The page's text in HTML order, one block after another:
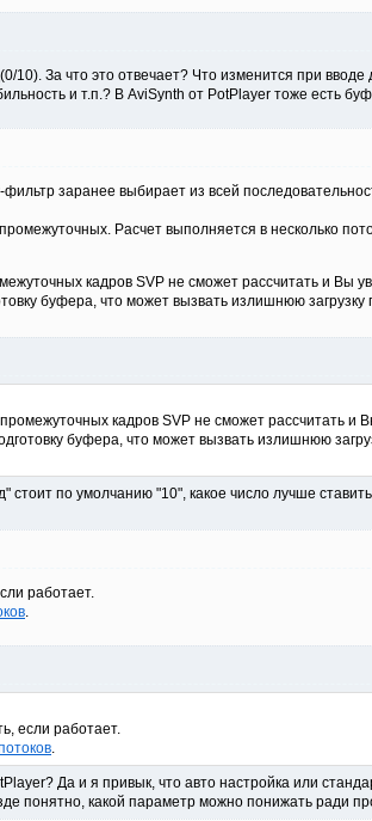
10). За что это отвечает? Что изменится при
и т.п.? В AviSynth от PotPlayer тоже есть
заранее выбирает из всей
Расчет выполняется в несколько
кадров SVP не сможет рассчитать и Вы
буфера, что может вызвать излишнюю
кадров SVP не сможет рассчитать
буфера, что может вызвать излишнюю
стоит по умолчанию "10", какое число лучше
работает.
.
если работает.
.
Да и я привык, что авто настройка или
понятно, какой параметр можно понижать ради